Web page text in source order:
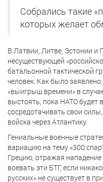
Собрались такие
которых желает
В Латвии, Литве, Эстонии и
несуществующей
батальонной тактической
человек. Как было
«выигрыш времени» в
выстоять, пока НАТО будет
сосредотачивать свои
войска через Атлантику.
Гениальные военные
вариацию на тему «300
Грецию, отражая нападение
воевать эти БТГ, если
русских» не существует в